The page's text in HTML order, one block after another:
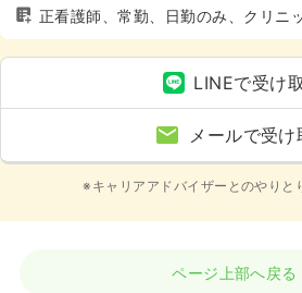
正看護師、常勤、日勤のみ、クリニ
LINEで受け
メールで受け
※キャリアアドバイザーとのやりと
ページ上部へ戻る